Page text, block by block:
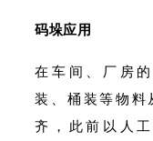
码垛应用
在车间、厂房
装、桶装等物料
齐，此前以人